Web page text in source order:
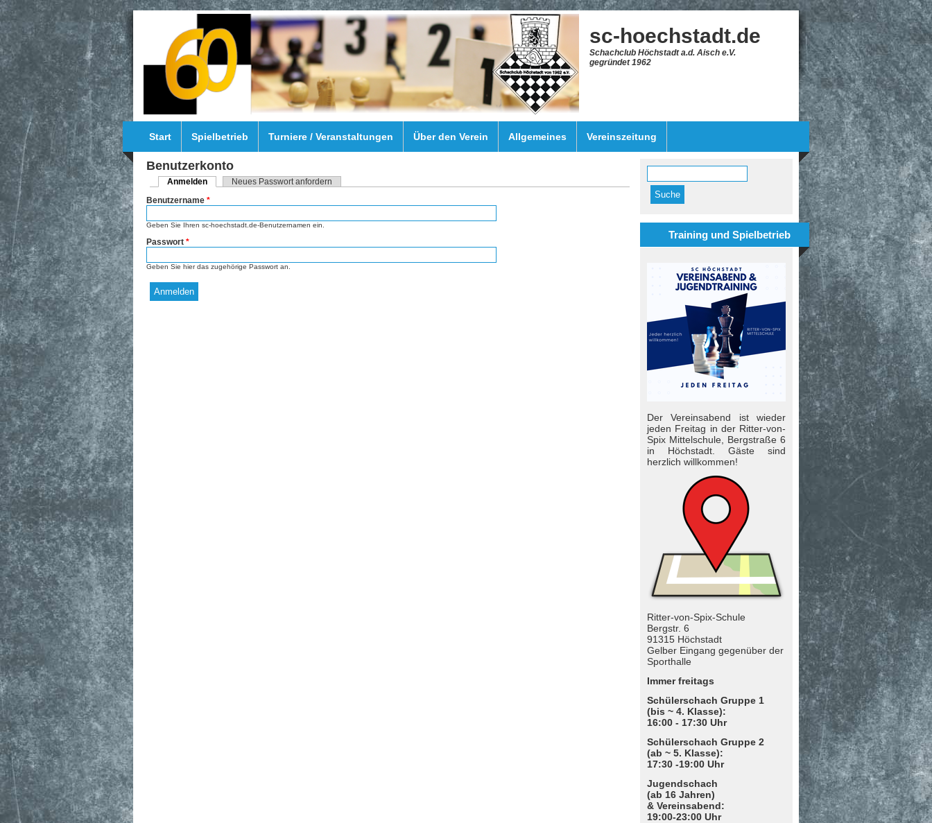
Direkt zum Inhalt
sc-hoechstadt.de
Schachclub Höchstadt a.d. Aisch e.V.
gegründet 1962
Start Spielbetrieb Turniere / Veranstaltungen Über den Verein Allgemeines Vereinszeitung
Benutzerkonto
Haupt-Reiter
Anmelden (aktiver Reiter)
Neues Passwort anfordern
Benutzername *
Geben Sie Ihren sc-hoechstadt.de-Benutzernamen ein.
Passwort *
Geben Sie hier das zugehörige Passwort an.
Suchformular
Training und Spielbetrieb
Der Vereinsabend ist wieder
jeden Freitag in der Ritter-von-
Spix Mittelschule, Bergstraße 6
in Höchstadt. Gäste sind
herzlich will­kom­men!
Ritter-von-Spix-Schule
Bergstr. 6
91315 Höchstadt
Gelber Eingang gegenüber der
Sporthalle
Immer freitags
Schülerschach Gruppe 1
(bis ~ 4. Klasse):
16:00 - 17:30 Uhr
Schülerschach Gruppe 2
(ab ~ 5. Klasse):
17:30 -19:00 Uhr
Jugendschach
(ab 16 Jahren)
& Vereinsabend:
19:00-23:00 Uhr